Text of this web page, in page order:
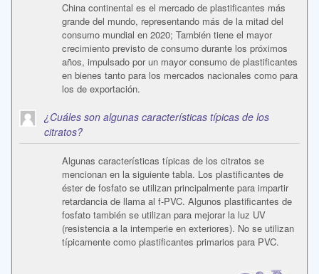
China continental es el mercado de plastificantes más
grande del mundo, representando más de la mitad del
consumo mundial en 2020; También tiene el mayor
crecimiento previsto de consumo durante los próximos
años, impulsado por un mayor consumo de plastificantes
en bienes tanto para los mercados nacionales como para
los de exportación.
¿Cuáles son algunas características típicas de los
citratos?
Algunas características típicas de los citratos se
mencionan en la siguiente tabla. Los plastificantes de
éster de fosfato se utilizan principalmente para impartir
retardancia de llama al f-PVC. Algunos plastificantes de
fosfato también se utilizan para mejorar la luz UV
(resistencia a la intemperie en exteriores). No se utilizan
típicamente como plastificantes primarios para PVC.